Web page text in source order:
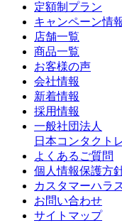
定額制プラン
キャンペーン情
店舗一覧
商品一覧
お客様の声
会社情報
新着情報
採用情報
一般社団法人
日本コンタクト
よくあるご質問
個人情報保護方
カスタマーハラ
お問い合わせ
サイトマップ